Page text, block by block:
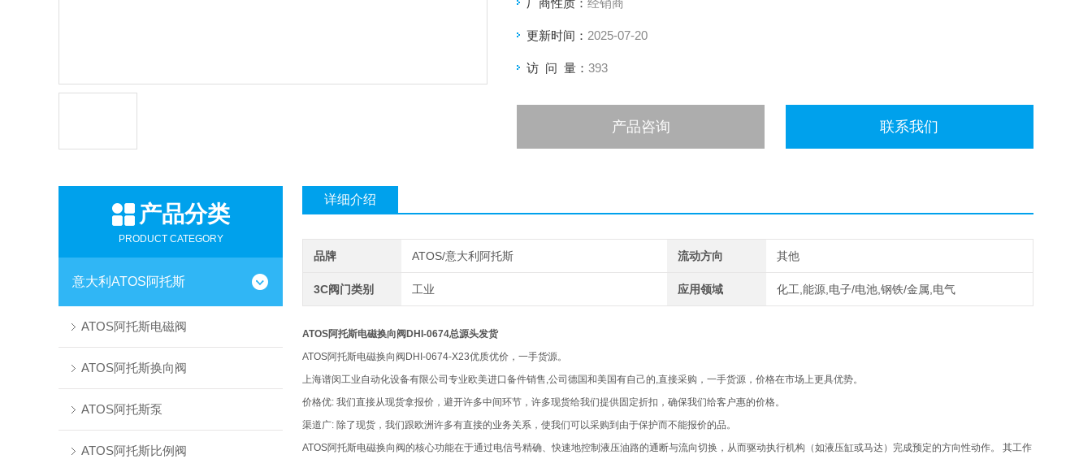
品。
厂商性质： 经销商
更新时间： 2025-07-20
访 问 量： 393
产品咨询 联系我们
产品分类
PRODUCT CATEGORY
意大利ATOS阿托斯
ATOS阿托斯电磁阀
ATOS阿托斯换向阀
ATOS阿托斯泵
ATOS阿托斯比例阀
详细介绍
品牌 ATOS/意大利阿托斯 流动方向 其他
3C阀门类别 工业 应用领域 化工,能源,电子/电池,钢铁/金属,电气
ATOS阿托斯电磁换向阀DHI-0674总源头发货
ATOS阿托斯电磁换向阀DHI-0674-X23优质优价，一手货源。
上海谱闵工业自动化设备有限公司专业欧美进口备件销售,公司德国和美国有自己的,直接采购，一手货源，价格在市场上更具优势。
价格优: 我们直接从现货拿报价，避开许多中间环节，许多现货给我们提供固定折扣，确保我们给客户惠的价格。
渠道广: 除了现货，我们跟欧洲许多有直接的业务关系，使我们可以采购到由于保护而不能报价的品。
ATOS阿托斯电磁换向阀的核心功能在于通过电信号精确、快速地控制液压油路的通断与流向切换，从而驱动执行机构（如液压缸或马达）完成预定的方向性动作。 其工作